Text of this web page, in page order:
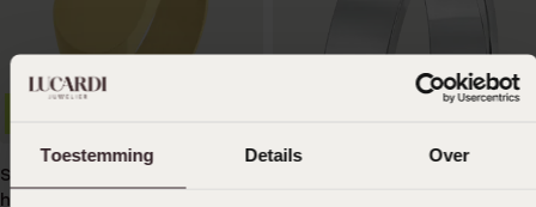
Toestemming Details Over
Stainless steel goldplated
herenzegelring